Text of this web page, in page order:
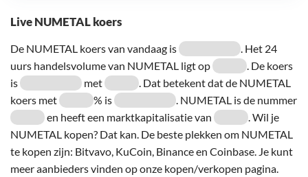
Live NUMETAL koers
De NUMETAL koers van vandaag is
. Het 24
uurs handelsvolume van NUMETAL ligt op
. De koers
is
met
. Dat betekent dat de NUMETAL
koers met
% is
. NUMETAL is de nummer
en heeft een marktkapitalisatie van
. Wil je
NUMETAL kopen? Dat kan. De beste plekken om NUMETAL
te kopen zijn: Bitvavo, KuCoin, Binance en Coinbase. Je kunt
meer aanbieders vinden op onze kopen/verkopen pagina.